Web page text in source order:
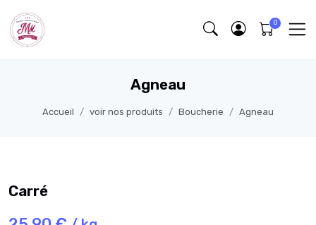
Agneau
Accueil voir nos produits Boucherie Agneau
Carré